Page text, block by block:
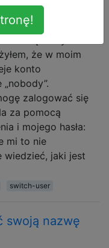
„none”?
że w moim
konto
zalogować się
za pomocą
i mojego hasła:
mi to nie
wiedzieć, jaki jest
switch-user
swoją nazwę